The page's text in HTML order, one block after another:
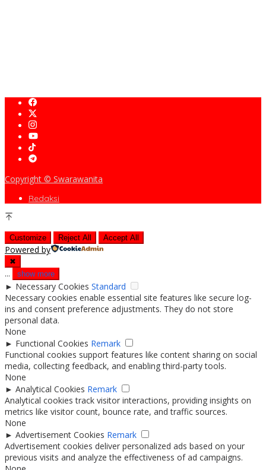
Copyright © Swarawanita
Redaksi
Customize Reject All Accept All
Powered by
✖
... show more
► Necessary Cookies Standard
Necessary cookies enable essential site features like secure log-
ins and consent preference adjustments. They do not store
personal data.
None
► Functional Cookies Remark
Functional cookies support features like content sharing on social
media, collecting feedback, and enabling third-party tools.
None
► Analytical Cookies Remark
Analytical cookies track visitor interactions, providing insights on
metrics like visitor count, bounce rate, and traffic sources.
None
► Advertisement Cookies Remark
Advertisement cookies deliver personalized ads based on your
previous visits and analyze the effectiveness of ad campaigns.